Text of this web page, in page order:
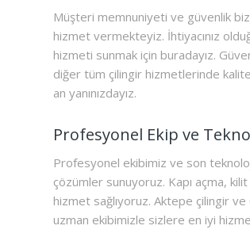
Müşteri memnuniyeti ve güvenlik
hizmet vermekteyiz. İhtiyacınız
hizmeti sunmak için buradayız.
diğer tüm çilingir hizmetlerinde
an yanınızdayız.
Profesyonel Ekip ve
Profesyonel ekibimiz ve son
çözümler sunuyoruz. Kapı açma,
hizmet sağlıyoruz. Aktepe çilingir ve
uzman ekibimizle sizlere en iyi